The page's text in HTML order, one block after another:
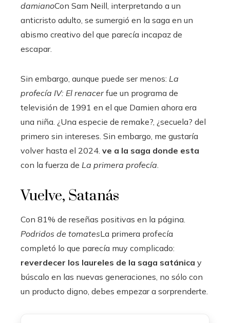
damianoCon Sam Neill, interpretando a un
anticristo adulto, se sumergió en la saga en un
abismo creativo del que parecía incapaz de
escapar.
Sin embargo, aunque puede ser menos: La
profecía IV: El renacerfue un programa de
televisión de 1991 en el que Damien ahora era
una niña. ¿Una especie de remake?, ¿secuela? del
primero sin intereses. Sin embargo, me gustaría
volver hasta el 2024. ve a la saga donde esta
con la fuerza de La primera profecía.
Vuelve, Satanás
Con 81% de reseñas positivas en la página.
Podridos de tomatesLa primera profecía
completó lo que parecía muy complicado:
reverdecer los laureles de la saga satánica y
búscalo en las nuevas generaciones, no sólo con
un producto digno, debes empezar a sorprenderte.